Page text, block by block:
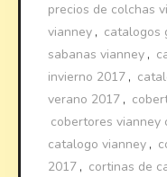
precios de colchas
vianney , catalogos
sabanas vianney ,
invierno 2017 ,
verano 2017 ,
cobertores vianney
catalogo vianney ,
2017 , cortinas de